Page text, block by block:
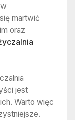
martwić
oraz
jest
Warto więc